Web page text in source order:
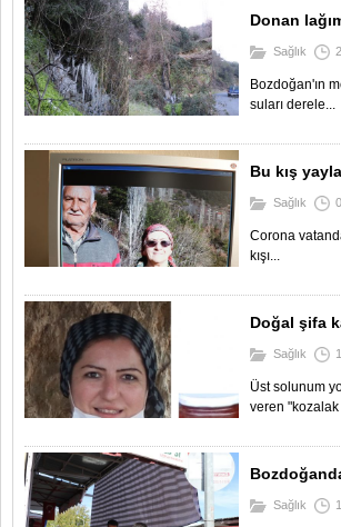
Donan
Sağlık
Bozdoğan'ın
suları derele...
Bu kış
Sağlık
Corona
kışı...
Doğal şifa
Sağlık
Üst solunum
veren
Sağlık